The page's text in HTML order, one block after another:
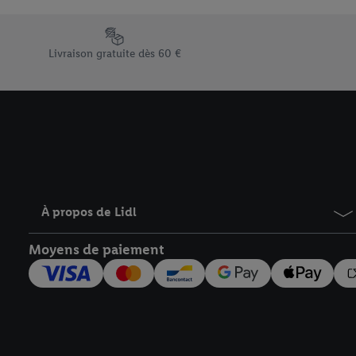
Élément du pied de page avec les différents arguments de
Livraison gratuite dès 60 €
À propos de Lidl
Moyens de paiement
informations sur la